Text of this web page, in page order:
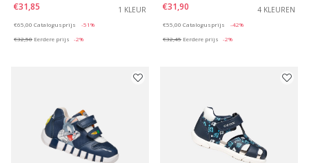
€31,85
1 KLEUR
€65,00 Catalogusprijs
-51%
€32,50 Eerdere prijs -2%
€31,90
4 KLEUREN
€55,00 Catalogusprijs
-42%
€32,45 Eerdere prijs -2%